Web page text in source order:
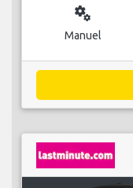
miscellaneous_services
Manuel